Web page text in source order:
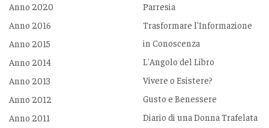
Anno 2020
Anno 2016
Anno 2015
Anno 2014
Anno 2013
Anno 2012
Anno 2011
Parresia
Trasformare l'Informazione
in Conoscenza
L'Angolo del Libro
Vivere o Esistere?
Gusto e Benessere
Diario di una Donna Trafelata